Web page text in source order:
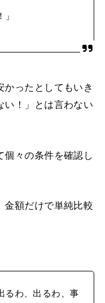
かったとしてもいき
！」とは言わない
個々の条件を確認し
金額だけで単純比較
るわ、出るわ、事